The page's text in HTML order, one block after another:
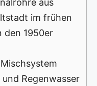
aus
im frühen
den 1950er
Regenwasser